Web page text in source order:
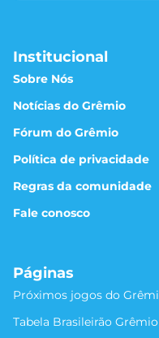
Institucional
Sobre Nós
Notícias do Grêmio
Fórum do Grêmio
Política de privacidade
Regras da comunidade
Fale conosco
Páginas
Próximos jogos do
Tabela Brasileirão Grêmio